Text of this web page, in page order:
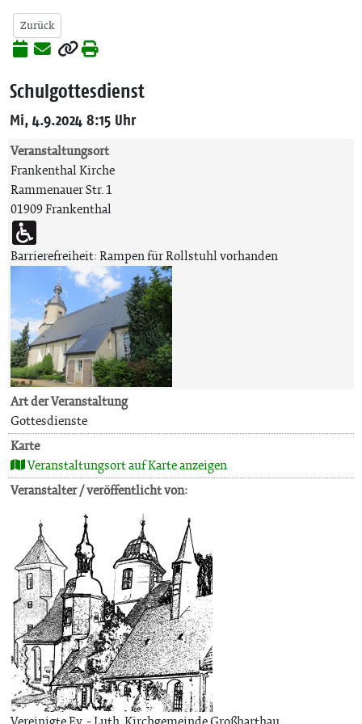
Zurück
Schulgottesdienst
Mi, 4.9.2024 8:15 Uhr
Veranstaltungsort
Frankenthal Kirche
Rammenauer Str. 1
01909 Frankenthal
Barrierefreiheit: Rampen für Rollstuhl vorhanden
Art der Veranstaltung
Gottesdienste
Karte
Veranstaltungsort auf Karte anzeigen
Veranstalter / veröffentlicht von: